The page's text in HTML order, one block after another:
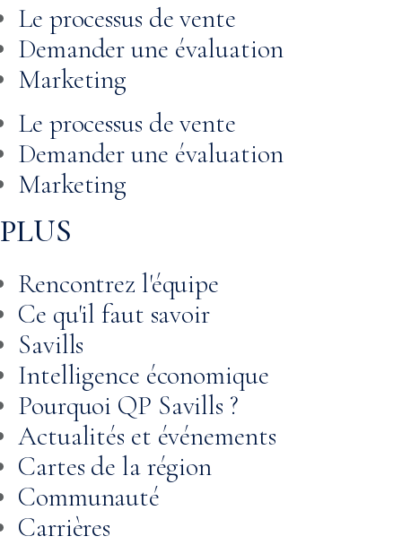
Le processus de vente
Demander une évaluation
Marketing
Le processus de vente
Demander une évaluation
Marketing
PLUS
Rencontrez l'équipe
Ce qu'il faut savoir
Savills
Intelligence économique
Pourquoi QP Savills ?
Actualités et événements
Cartes de la région
Communauté
Carrières